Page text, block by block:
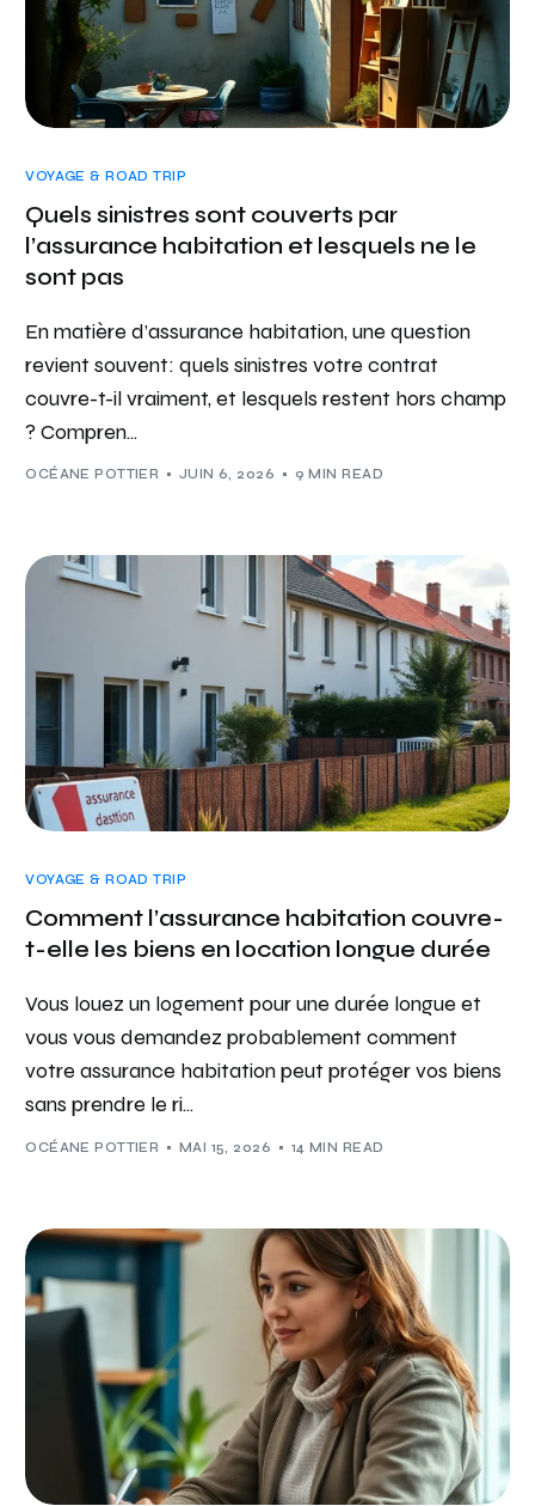
VOYAGE & ROAD TRIP
Quels sinistres sont couverts par
l’assurance habitation et lesquels ne le
sont pas
En matière d’assurance habitation, une question
revient souvent: quels sinistres votre contrat
couvre-t-il vraiment, et lesquels restent hors champ
? Compren...
OCÉANE POTTIER JUIN 6, 2026 9 MIN READ
VOYAGE & ROAD TRIP
Comment l’assurance habitation couvre-
t-elle les biens en location longue durée
Vous louez un logement pour une durée longue et
vous vous demandez probablement comment
votre assurance habitation peut protéger vos biens
sans prendre le ri...
OCÉANE POTTIER MAI 15, 2026 14 MIN READ